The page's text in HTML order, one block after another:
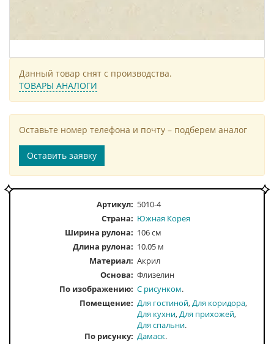
Данный товар снят с производства.
ТОВАРЫ АНАЛОГИ
Оставьте номер телефона и почту – подберем аналог
Оставить заявку
Артикул: 5010-4
Страна: Южная Корея
Ширина рулона: 106 см
Длина рулона: 10.05 м
Материал: Акрил
Основа: Флизелин
По изображению С рисунком
Помещение Для гостиной Для коридора
Для кухни Для прихожей
Для спальни
По рисунку Дамаск